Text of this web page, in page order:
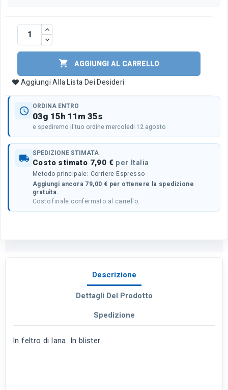

AGGIUNGI AL CARRELLO
Aggiungi Alla Lista Dei Desideri
schedule ORDINA ENTRO
03g 15h 11m 35s
e spediremo il tuo ordine mercoledi 12 agosto
local_shipping SPEDIZIONE STIMATA
Costo stimato 7,90 € per Italia
Metodo principale: Corriere Espresso
Aggiungi ancora 79,00 € per ottenere la spedizione
gratuita.
Costo finale confermato al carrello.
Descrizione
Dettagli Del Prodotto
Spedizione
In feltro di lana. In blister.